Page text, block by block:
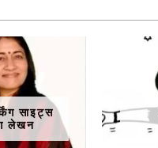
साइट्स
लेखन